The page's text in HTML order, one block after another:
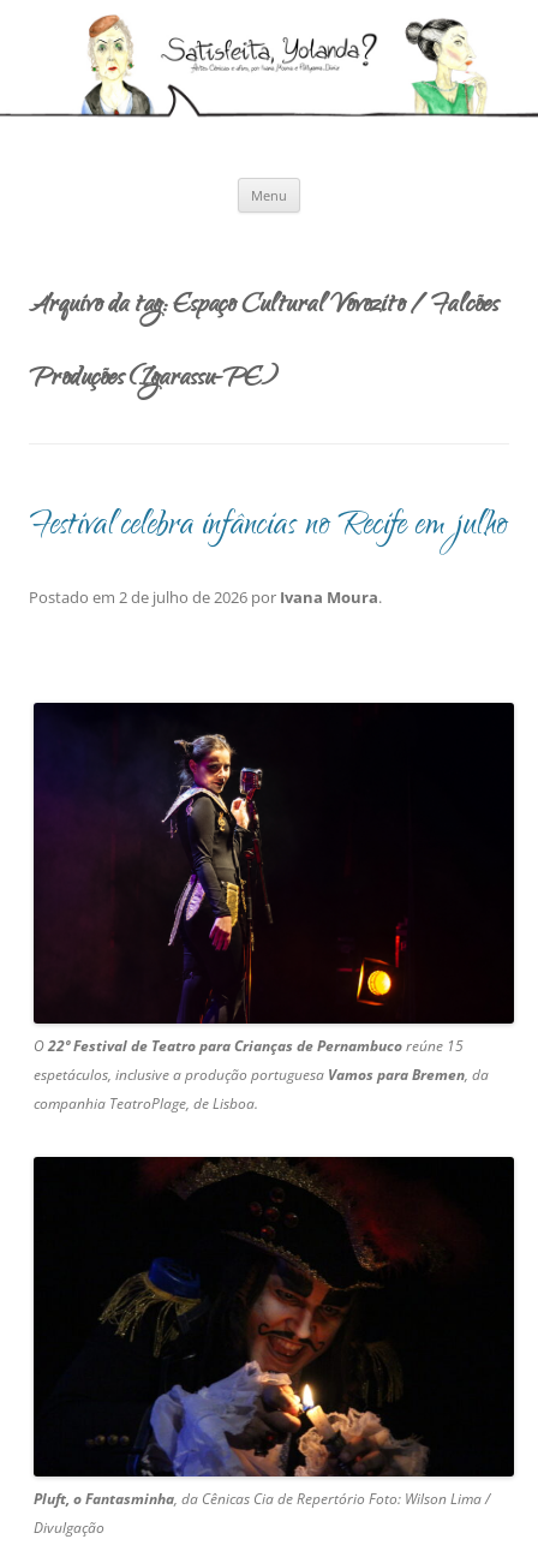
Menu
Arquivo da tag:Espaço Cultural Vovozito / Falcões
Produções (Igarassu-PE)
Festival celebra infâncias no Recife em julho
Postado em 2 de julho de 2026 por Ivana Moura.
O22º Festival de Teatro para Crianças de Pernambucoreúne 15
espetáculos, inclusive a produção portuguesa Vamos para Bremen, da
companhia TeatroPlage, de Lisboa.
Pluft, o Fantasminha, da Cênicas Cia de Repertório Foto: Wilson Lima /
Divulgação